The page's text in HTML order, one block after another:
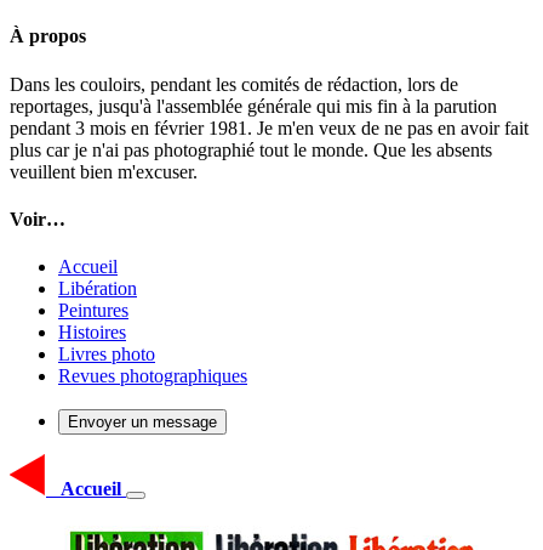
À propos
Dans les couloirs, pendant les comités de rédaction, lors de
reportages, jusqu'à l'assemblée générale qui mis fin à la parution
pendant 3 mois en février 1981. Je m'en veux de ne pas en avoir fait
plus car je n'ai pas photographié tout le monde. Que les absents
veuillent bien m'excuser.
Voir…
Accueil
Libération
Peintures
Histoires
Livres photo
Revues photographiques
Envoyer un message
Accueil